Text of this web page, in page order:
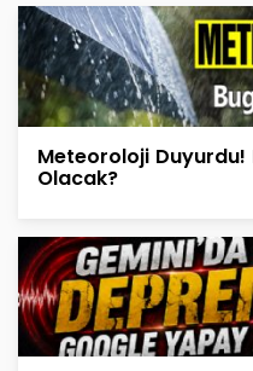
Meteoroloji Duyurdu!
Olacak?